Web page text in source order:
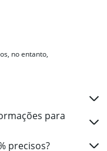
no entanto,
para
precisos?